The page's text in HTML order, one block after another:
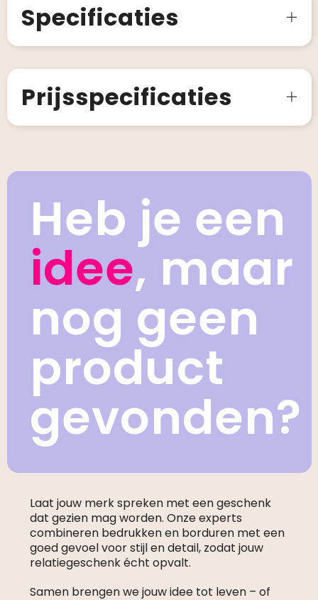
Specificaties
Prijsspecificaties
Heb je een
idee, maar
nog geen
product
gevonden?
Laat jouw merk spreken met een geschenk
dat gezien mag worden. Onze experts
combineren bedrukken en borduren met een
goed gevoel voor stijl en detail, zodat jouw
relatiegeschenk écht opvalt.
Samen brengen we jouw idee tot leven – of